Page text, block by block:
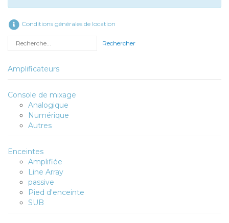
Conditions générales de location
Rechercher
Amplificateurs
Console de mixage
Analogique
Numérique
Autres
Enceintes
Amplifiée
Line Array
passive
Pied d'enceinte
SUB